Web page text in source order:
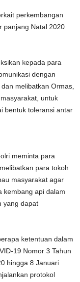
perkembangan
panjang Natal 2020
kepada para
dengan
melibatkan Ormas,
untuk
bentuk toleransi antar
meminta para
para tokoh
masyarakat agar
kembang api dalam
yang dapat
ketentuan dalam
19 Nomor 3 Tahun
hingga 8 Januari
protokol